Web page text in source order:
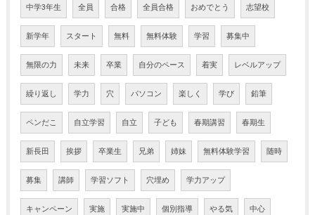
中学3年生 全員 合格 全員合格 おめでとう 志望校
新学年 スタート 無料 無料体験 学習 募集中
無限の力 未来 卒業 自分のペース 着実 レベルアップ
繰り返し 学力 穴 パソコン 楽しく 学び 鉛筆
ペンだこ 自立学習 自立 子ども 春期講習 春期生
新長田 挨拶 卒業生 兄弟 姉妹 無料体験学習 随時
募集 講師 学習ソフト 穴埋め 学力アップ
キャンペーン 実施 実施中 個別指導 やる気 中心